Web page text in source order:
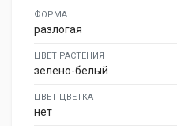
ФОРМА
разлогая
ЦВЕТ РАСТЕНИЯ
зелено-белый
ЦВЕТ ЦВЕТКА
нет